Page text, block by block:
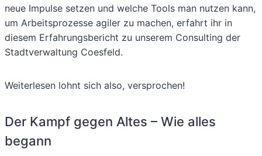
neue Impulse setzen und welche Tools man nutzen kann,
um Arbeitsprozesse agiler zu machen, erfahrt ihr in
diesem Erfahrungsbericht zu unserem Consulting der
Stadtverwaltung Coesfeld.
Weiterlesen lohnt sich also, versprochen!
Der Kampf gegen Altes – Wie alles
begann